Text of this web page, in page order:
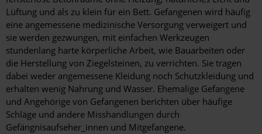
Lüftung und als zu klein für ein Bett. Gefangenen wird häufig
eine angemessene medizinische Versorgung verweigert und
sie werden gezwungen, mit einfachen Werkzeugen
stundenlang harte körperliche Arbeit, wie Bauarbeiten oder
die Herstellung von Ziegelsteinen, zu verrichten. Sie tragen
dabei weder angemessene Kleidung noch Schutzkleidung und
erhalten wenig Nahrung und Wasser. Ehemalige Gefangene
und Angehörige von Gefangenen berichten über häufige
Schläge und andere Misshandlungen durch
Gefängnisaufseher_innen und Mitgefangene.